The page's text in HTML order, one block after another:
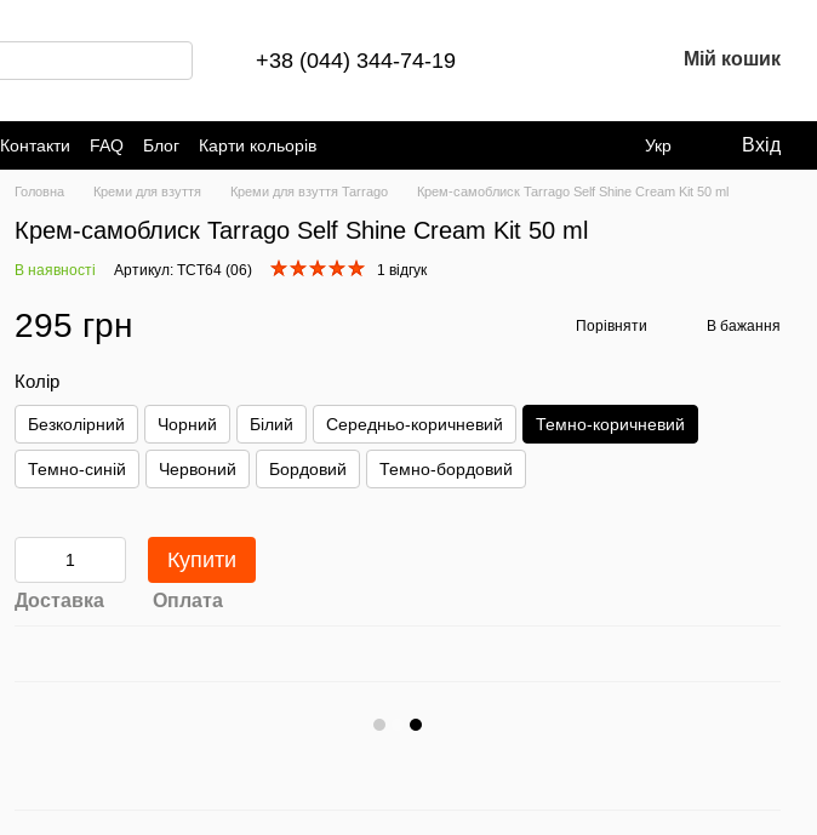
+38 (044) 344-74-19 Мій кошик
Контакти FAQ Блог Карти кольорів Укр Вхід
Головна Креми для взуття Креми для взуття Tarrago Крем-самоблиск Tarrago Self Shine Cream Kit 50 ml
Крем-самоблиск Tarrago Self Shine Cream Kit 50 ml
В наявності Артикул: TCT64 (06) 1 відгук
295 грн Порівняти В бажання
Колір
Безколірний Чорний Білий Середньо-коричневий Темно-коричневий
Темно-синій Червоний Бордовий Темно-бордовий
Купити
Доставка Оплата